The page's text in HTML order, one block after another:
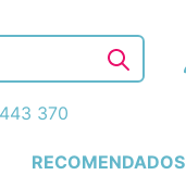
RECOMENDADOS
370